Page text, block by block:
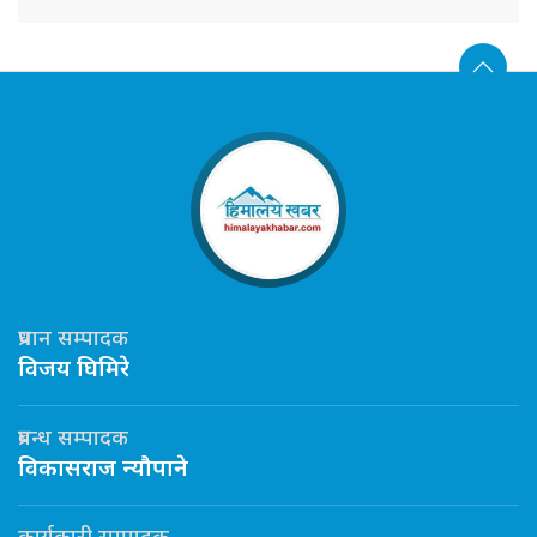
प्रधान सम्पादक
विजय घिमिरे
प्रबन्ध सम्पादक
विकासराज न्यौपाने